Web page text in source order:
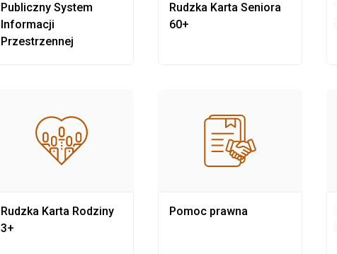
Publiczny System
Informacji
Przestrzennej
Rudzka Karta Rodziny
3+
Rudzka Karta Seniora
60+
Pomoc prawna